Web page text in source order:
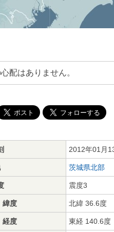
配はありません。
2012年01月
茨城県北部
震度3
緯度 北緯 36.6度
経度 東経 140.6度